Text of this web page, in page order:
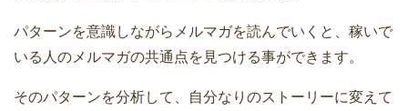
パターンを意識しながらメルマガを読んでいくと、稼いで
いる人のメルマガの共通点を見つける事ができます。
そのパターンを分析して、自分なりのストーリーに変えて